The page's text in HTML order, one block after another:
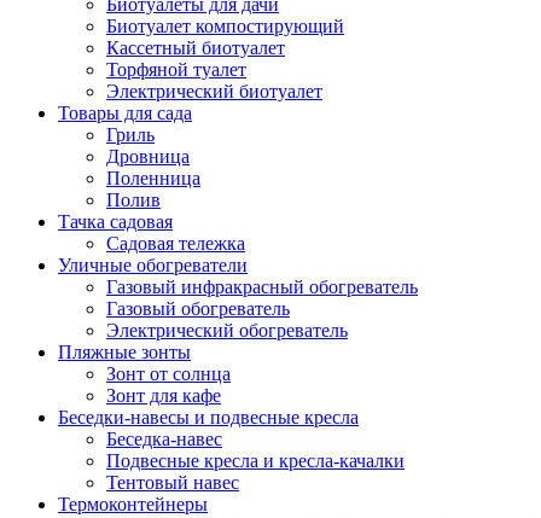
Биотуалеты для дачи
Биотуалет компостирующий
Кассетный биотуалет
Торфяной туалет
Электрический биотуалет
Товары для сада
Гриль
Дровница
Поленница
Полив
Тачка садовая
Садовая тележка
Уличные обогреватели
Газовый инфракрасный обогреватель
Газовый обогреватель
Электрический обогреватель
Пляжные зонты
Зонт от солнца
Зонт для кафе
Беседки-навесы и подвесные кресла
Беседка-навес
Подвесные кресла и кресла-качалки
Тентовый навес
Термоконтейнеры